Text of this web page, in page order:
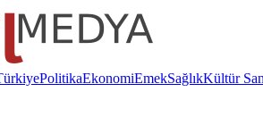
PolitikaEkonomiEmekSağlıkKültür